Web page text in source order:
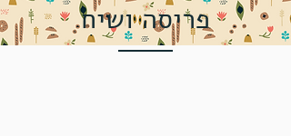
פריסה ושיח